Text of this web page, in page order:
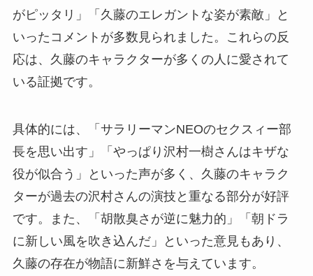
がピッタリ」「久藤のエレガントな姿が素敵」と
いったコメントが多数見られました。これらの反
応は、久藤のキャラクターが多くの人に愛されて
いる証拠です。
具体的には、「サラリーマンNEOのセクスィー部
長を思い出す」「やっぱり沢村一樹さんはキザな
役が似合う」といった声が多く、久藤のキャラク
ターが過去の沢村さんの演技と重なる部分が好評
です。また、「胡散臭さが逆に魅力的」「朝ドラ
に新しい風を吹き込んだ」といった意見もあり、
久藤の存在が物語に新鮮さを与えています。